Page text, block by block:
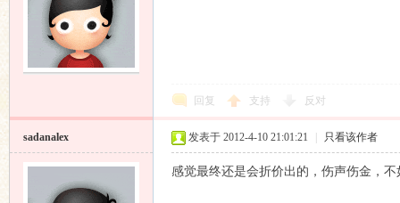
回复 支持 反对
sadanalex 发表于 2012-4-10 21:01:21 只看该作者
感觉最终还是会折价出的，伤声伤金，